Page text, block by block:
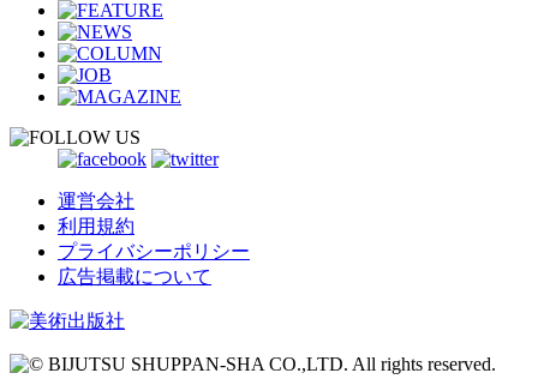
運営会社
利用規約
プライバシーポリシー
広告掲載について